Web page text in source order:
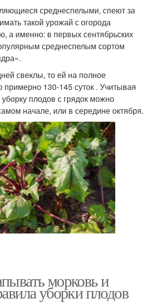
среднеспелыми, спеют за
такой урожай с огорода
а именно: в первых сентябрьских
среднеспелым сортом
свеклы, то ей на полное
примерно 130-145 суток . Учитывая
уборку плодов с грядок можно
начале, или в середине октября.
морковь и
уборки плодов